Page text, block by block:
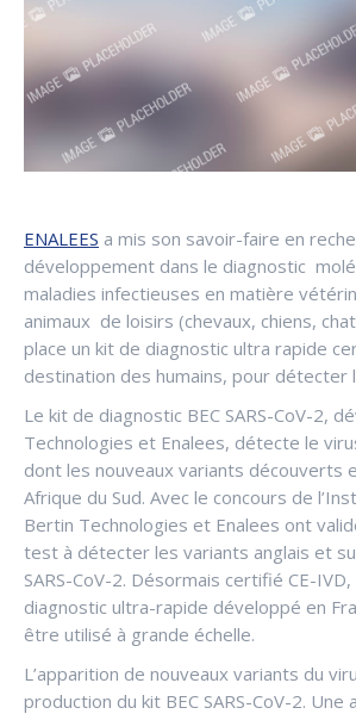
ENALEES a mis son savoir-faire en
développement dans le diagnostic
maladies infectieuses en matière
animaux de loisirs (chevaux, chiens,
place un kit de diagnostic ultra rapide
destination des humains, pour détecter
Le kit de diagnostic BEC SARS-CoV-2,
Technologies et Enalees, détecte le
dont les nouveaux variants découverts
Afrique du Sud. Avec le concours de
Bertin Technologies et Enalees ont
test à détecter les variants anglais et
SARS-CoV-2. Désormais certifié CE-
diagnostic ultra-rapide développé en
être utilisé à grande échelle.
L’apparition de nouveaux variants du
production du kit BEC SARS-CoV-2. Une